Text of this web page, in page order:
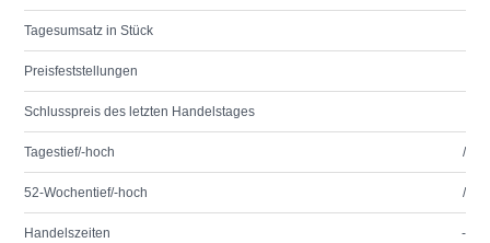
Tagesumsatz in Stück
Preisfeststellungen
Schlusspreis des letzten Handelstages
Tagestief/-hoch /
52-Wochentief/-hoch /
Handelszeiten -